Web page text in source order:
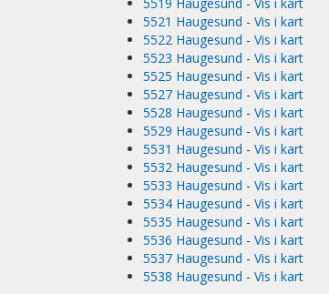
5521 Haugesund - Vis i kart
5522 Haugesund - Vis i kart
5523 Haugesund - Vis i kart
5525 Haugesund - Vis i kart
5527 Haugesund - Vis i kart
5528 Haugesund - Vis i kart
5529 Haugesund - Vis i kart
5531 Haugesund - Vis i kart
5532 Haugesund - Vis i kart
5533 Haugesund - Vis i kart
5534 Haugesund - Vis i kart
5535 Haugesund - Vis i kart
5536 Haugesund - Vis i kart
5537 Haugesund - Vis i kart
5538 Haugesund - Vis i kart